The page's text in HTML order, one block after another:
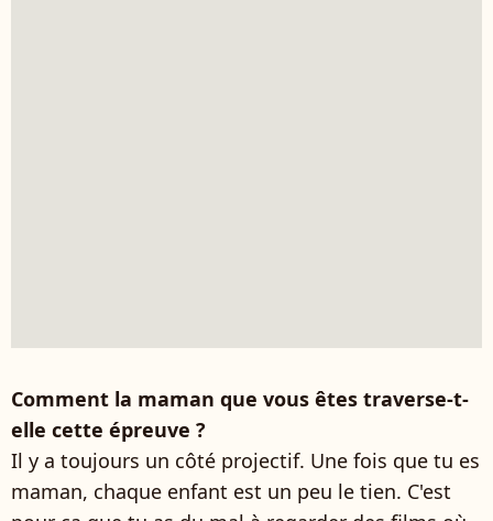
Comment la maman que vous êtes traverse-t-
elle cette épreuve ?
Il y a toujours un côté projectif. Une fois que tu es
maman, chaque enfant est un peu le tien. C'est